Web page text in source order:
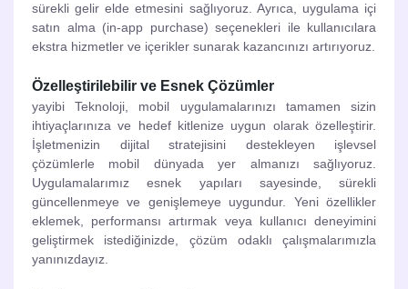
sürekli gelir elde etmesini sağlıyoruz. Ayrıca, uygulama içi
satın alma (in-app purchase) seçenekleri ile kullanıcılara
ekstra hizmetler ve içerikler sunarak kazancınızı artırıyoruz.
Özelleştirilebilir ve Esnek Çözümler
yayibi Teknoloji, mobil uygulamalarınızı tamamen sizin
ihtiyaçlarınıza ve hedef kitlenize uygun olarak özelleştirir.
İşletmenizin dijital stratejisini destekleyen işlevsel
çözümlerle mobil dünyada yer almanızı sağlıyoruz.
Uygulamalarımız esnek yapıları sayesinde, sürekli
güncellenmeye ve genişlemeye uygundur. Yeni özellikler
eklemek, performansı artırmak veya kullanıcı deneyimini
geliştirmek istediğinizde, çözüm odaklı çalışmalarımızla
yanınızdayız.